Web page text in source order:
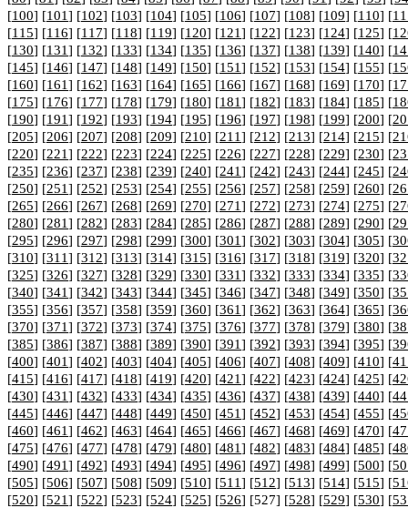
[100] [101] [102] [103] [104] [105] [106] [107] [108] [109] [110] [
[115] [116] [117] [118] [119] [120] [121] [122] [123] [124] [125] [
[130] [131] [132] [133] [134] [135] [136] [137] [138] [139] [140] [
[145] [146] [147] [148] [149] [150] [151] [152] [153] [154] [155] [
[160] [161] [162] [163] [164] [165] [166] [167] [168] [169] [170] [
[175] [176] [177] [178] [179] [180] [181] [182] [183] [184] [185] [
[190] [191] [192] [193] [194] [195] [196] [197] [198] [199] [200] [
[205] [206] [207] [208] [209] [210] [211] [212] [213] [214] [215] [
[220] [221] [222] [223] [224] [225] [226] [227] [228] [229] [230] [
[235] [236] [237] [238] [239] [240] [241] [242] [243] [244] [245] [
[250] [251] [252] [253] [254] [255] [256] [257] [258] [259] [260] [
[265] [266] [267] [268] [269] [270] [271] [272] [273] [274] [275] [
[280] [281] [282] [283] [284] [285] [286] [287] [288] [289] [290] [
[295] [296] [297] [298] [299] [300] [301] [302] [303] [304] [305] [
[310] [311] [312] [313] [314] [315] [316] [317] [318] [319] [320] [
[325] [326] [327] [328] [329] [330] [331] [332] [333] [334] [335] [
[340] [341] [342] [343] [344] [345] [346] [347] [348] [349] [350] [
[355] [356] [357] [358] [359] [360] [361] [362] [363] [364] [365] [
[370] [371] [372] [373] [374] [375] [376] [377] [378] [379] [380] [
[385] [386] [387] [388] [389] [390] [391] [392] [393] [394] [395] [
[400] [401] [402] [403] [404] [405] [406] [407] [408] [409] [410] [
[415] [416] [417] [418] [419] [420] [421] [422] [423] [424] [425] [
[430] [431] [432] [433] [434] [435] [436] [437] [438] [439] [440] [
[445] [446] [447] [448] [449] [450] [451] [452] [453] [454] [455] [
[460] [461] [462] [463] [464] [465] [466] [467] [468] [469] [470] [
[475] [476] [477] [478] [479] [480] [481] [482] [483] [484] [485] [
[490] [491] [492] [493] [494] [495] [496] [497] [498] [499] [500] [
[505] [506] [507] [508] [509] [510] [511] [512] [513] [514] [515] [
[520] [521] [522] [523] [524] [525] [526] [527] [528] [529] [530] [